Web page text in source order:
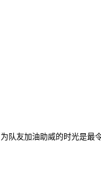
队友加油助威的时光是最